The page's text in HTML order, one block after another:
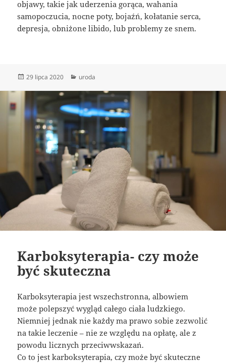
objawy, takie jak uderzenia gorąca, wahania
samopoczucia, nocne poty, bojaźń, kołatanie serca,
depresja, obniżone libido, lub problemy ze snem.
Data
29 lipca 2020 Kategorie
uroda
Karboksyterapia- czy może
być skuteczna
Karboksyterapia jest wszechstronna, albowiem
może polepszyć wygląd całego ciała ludzkiego.
Niemniej jednak nie każdy ma prawo sobie zezwolić
na takie leczenie – nie ze względu na opłatę, ale z
powodu licznych przeciwwskazań.
Co to jest karboksyterapia, czy może być skuteczne